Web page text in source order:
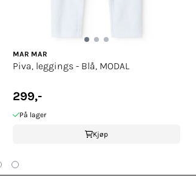
MAR MAR
Piva, leggings - Blå, MODAL
299,-
På lager
Kjøp